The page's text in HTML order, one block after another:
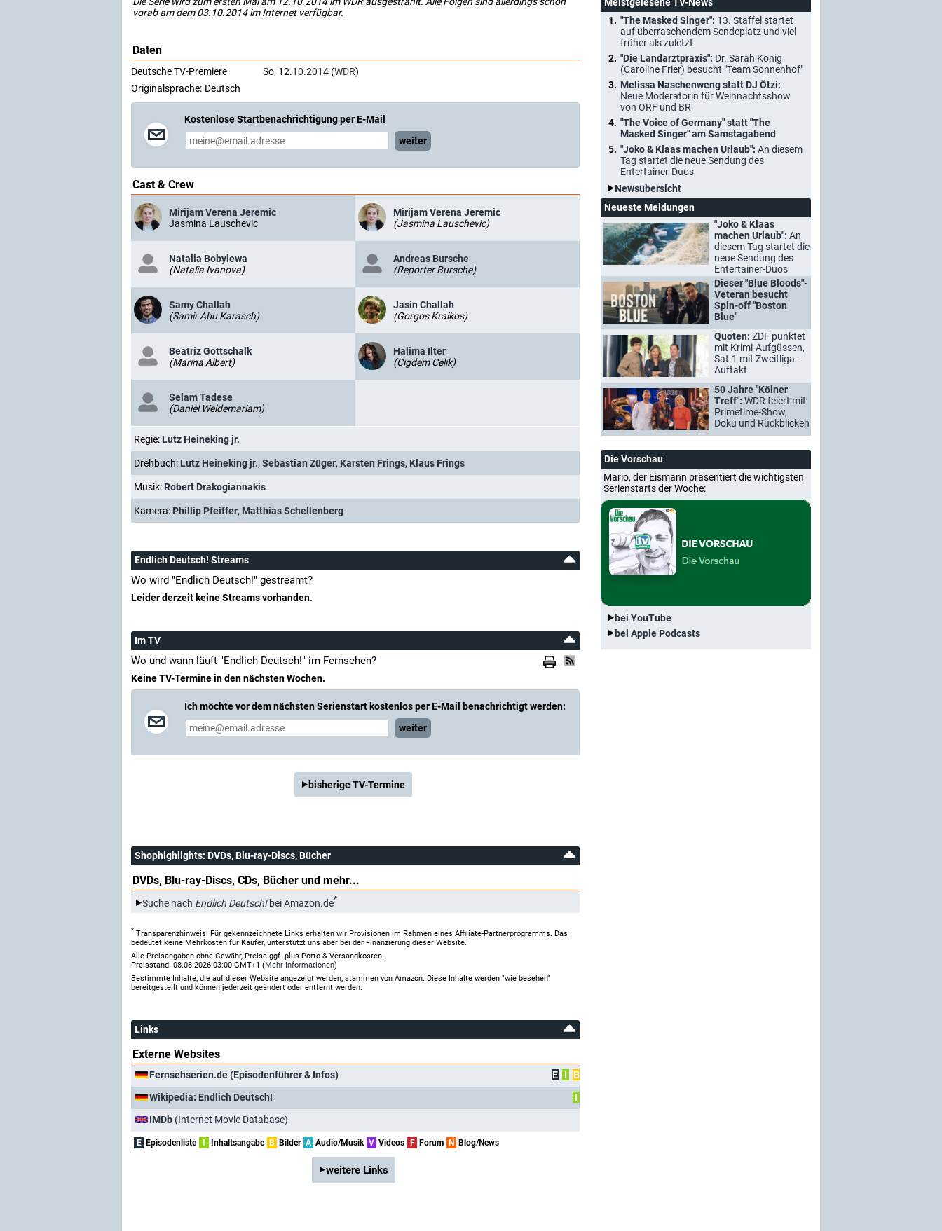
vorab am dem 03.10.2014 im Internet verfügbar.
Daten
Deutsche TV-Premiere So, 12.10.2014 (WDR)
Originalsprache: Deutsch
Kostenlose Startbenachrichtigung per E-Mail
weiter
Cast & Crew
Mirijam Verena Jeremic
Jasmina Lauschevic
Mirijam Verena Jeremic
(Jasmina Lauschevic)
Natalia Bobylewa
(Natalia Ivanova)
Andreas Bursche
(Reporter Bursche)
Samy Challah
(Samir Abu Karasch)
Jasin Challah
(Gorgos Kraikos)
Beatriz Gottschalk
(Marina Albert)
Halima Ilter
(Cigdem Celik)
Selam Tadese
(Danièl Weldemariam)
Regie: Lutz Heineking jr.
Drehbuch: Lutz Heineking jr., Sebastian Züger, Karsten Frings, Klaus Frings
Musik: Robert Drakogiannakis
Kamera: Phillip Pfeiffer, Matthias Schellenberg
Endlich Deutsch! Streams
Wo wird "Endlich Deutsch!" gestreamt?
Leider derzeit keine Streams vorhanden.
Im TV
Wo und wann läuft "Endlich Deutsch!" im Fernsehen?
Keine TV-Termine in den nächsten Wochen.
Ich möchte vor dem nächsten Serienstart kostenlos per E-Mail benachrichtigt werden:
weiter
bisherige TV-Termine
Shophighlights: DVDs, Blu-ray-Discs, Bücher
DVDs, Blu-ray-Discs, CDs, Bücher und mehr...
Suche nach Endlich Deutsch!bei Amazon.de*
* Transparenzhinweis: Für gekennzeichnete Links erhalten wir Provisionen im Rahmen eines Affiliate-Partnerprogramms. Das
bedeutet keine Mehrkosten für Käufer, unterstützt uns aber bei der Finanzierung dieser Website.
Alle Preisangaben ohne Gewähr, Preise ggf. plus Porto & Versandkosten.
Preisstand: 08.08.2026 03:00 GMT+1 (Mehr Informationen)
Bestimmte Inhalte, die auf dieser Website angezeigt werden, stammen von Amazon. Diese Inhalte werden "wie besehen"
bereitgestellt und können jederzeit geändert oder entfernt werden.
Links
Externe Websites
Fernsehserien.de (Episodenführer & Infos) E I
B
Wikipedia: Endlich Deutsch!
I
IMDb (Internet Movie Database)
E Episodenliste I Inhaltsangabe B Bilder A Audio/Musik V Videos F Forum N Blog/News
weitere Links
"The Masked Singer": 13. Staffel startet
auf überraschendem Sendeplatz und viel
früher als zuletzt
"Die Landarztpraxis": Dr. Sarah König
(Caroline Frier) besucht "Team Sonnenhof"
Melissa Naschenweng statt DJ Ötzi:
Neue Moderatorin für Weihnachtsshow
von ORF und BR
"The Voice of Germany" statt "The
Masked Singer" am Samstagabend
"Joko & Klaas machen Urlaub": An diesem
Tag startet die neue Sendung des
Entertainer-Duos
Newsübersicht
Neueste Meldungen
"Joko & Klaas
machen Urlaub": An
diesem Tag startet die
neue Sendung des
Entertainer-Duos
Dieser "Blue Bloods"-
Veteran besucht
Spin-off "Boston
Blue"
Quoten: ZDF punktet
mit Krimi-Aufgüssen,
Sat.1 mit Zweitliga-
Auftakt
50 Jahre "Kölner
Treff": WDR feiert mit
Primetime-Show,
Doku und Rückblicken
Die Vorschau
Mario, der Eismann präsentiert die wichtigsten
Serienstarts der Woche:
bei YouTube
bei Apple Podcasts